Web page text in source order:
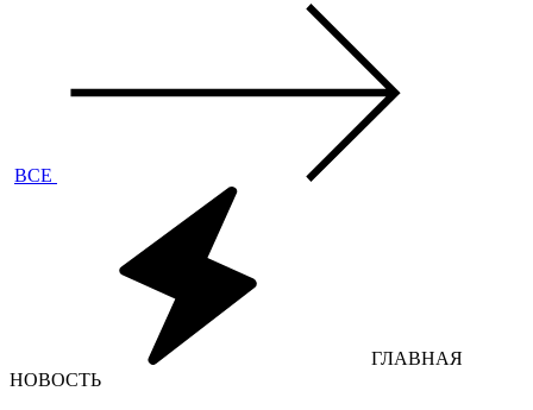
ВСЕ
ГЛАВНАЯ
НОВОСТЬ